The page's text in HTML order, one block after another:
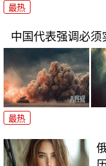
最热
中国代表强调必
最热